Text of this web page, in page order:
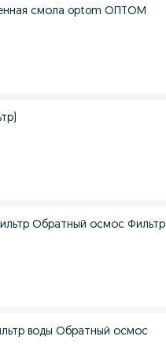
смола optom ОПТОМ
Обратный осмос Фильтр
воды Обратный осмос